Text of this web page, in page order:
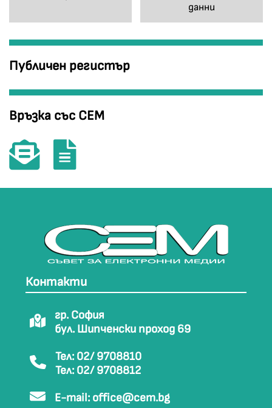
данни
Публичен регистър
Връзка със СЕМ
Контакти
гр. София
бул. Шипченски проход 69
Тел: 02/ 9708810
Тел: 02/ 9708812
E-mail: office@cem.bg